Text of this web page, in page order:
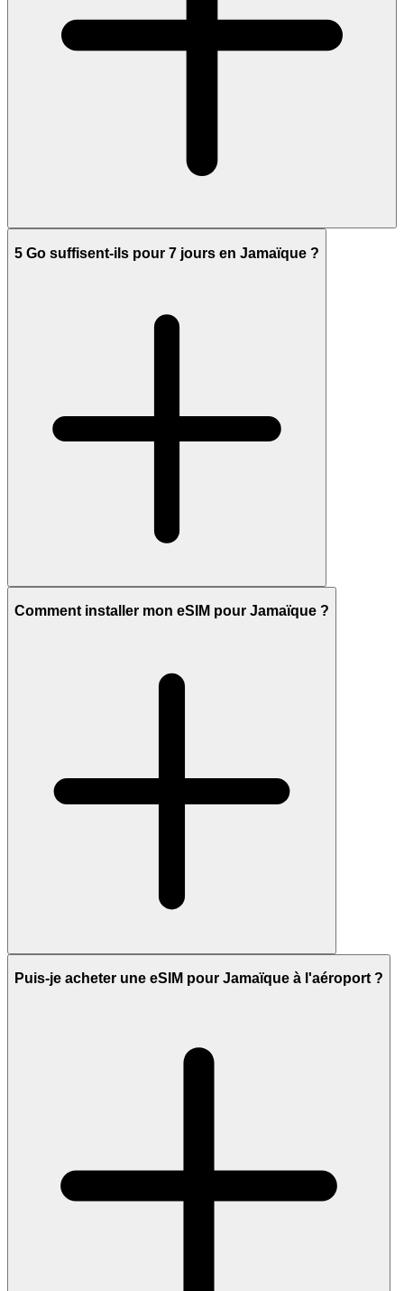
5 Go suffisent-ils pour 7 jours en Jamaïque ?
Comment installer mon eSIM pour Jamaïque ?
Puis-je acheter une eSIM pour Jamaïque à l'aéroport ?